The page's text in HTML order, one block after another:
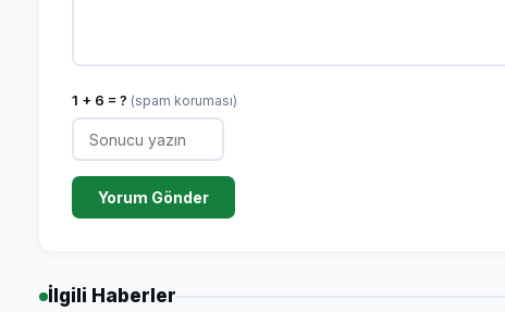
1 + 6 = ? (spam koruması)
Yorum Gönder
İlgili Haberler